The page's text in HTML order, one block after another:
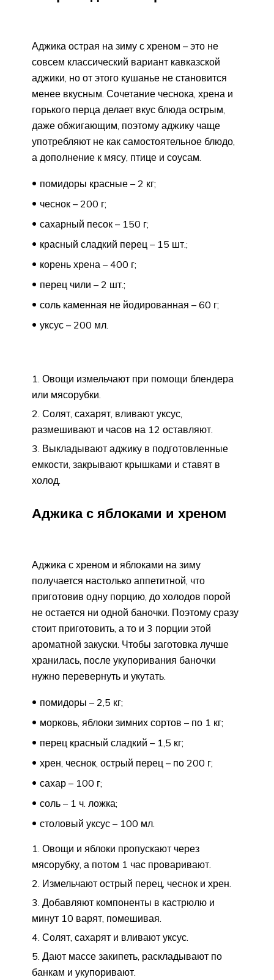
Аджика острая на зиму с хреном – это не
совсем классический вариант кавказской
аджики, но от этого кушанье не становится
менее вкусным. Сочетание чеснока, хрена и
горького перца делает вкус блюда острым,
даже обжигающим, поэтому аджику чаще
употребляют не как самостоятельное блюдо,
а дополнение к мясу, птице и соусам.
помидоры красные – 2 кг;
чеснок – 200 г;
сахарный песок – 150 г;
красный сладкий перец – 15 шт.;
корень хрена – 400 г;
перец чили – 2 шт.;
соль каменная не йодированная – 60 г;
уксус – 200 мл.
Овощи измельчают при помощи блендера
или мясорубки.
Солят, сахарят, вливают уксус,
размешивают и часов на 12 оставляют.
Выкладывают аджику в подготовленные
емкости, закрывают крышками и ставят в
холод.
Аджика с яблоками и хреном
Аджика с хреном и яблоками на зиму
получается настолько аппетитной, что
приготовив одну порцию, до холодов порой
не остается ни одной баночки. Поэтому сразу
стоит приготовить, а то и 3 порции этой
ароматной закуски. Чтобы заготовка лучше
хранилась, после укупоривания баночки
нужно перевернуть и укутать.
помидоры – 2,5 кг;
морковь, яблоки зимних сортов – по 1 кг;
перец красный сладкий – 1,5 кг;
хрен, чеснок, острый перец – по 200 г;
сахар – 100 г;
соль – 1 ч. ложка;
столовый уксус – 100 мл.
Овощи и яблоки пропускают через
мясорубку, а потом 1 час проваривают.
Измельчают острый перец, чеснок и хрен.
Добавляют компоненты в кастрюлю и
минут 10 варят, помешивая.
Солят, сахарят и вливают уксус.
Дают массе закипеть, раскладывают по
банкам и укупоривают.